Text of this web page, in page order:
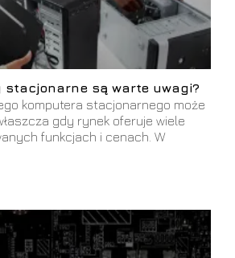
stacjonarne są warte uwagi?
komputera stacjonarnego może
gdy rynek oferuje wiele
funkcjach i cenach. W